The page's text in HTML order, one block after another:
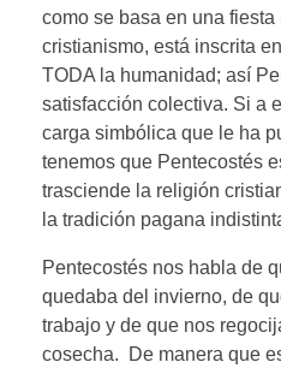
como se basa en una fiesta
cristianismo, está inscrita
TODA la humanidad; así
satisfacción colectiva. Si a
carga simbólica que le ha
tenemos que Pentecostés
trasciende la religión
la tradición pagana
Pentecostés nos habla de
quedaba del invierno, de
trabajo y de que nos
cosecha. De manera que